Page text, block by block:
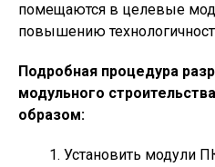
помещаются в целевые
повышению
Подробная процедура
модульного
образом:
Установить модули